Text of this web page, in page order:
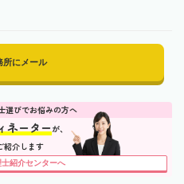
所にメール
選びでお悩みの方へ
ネーターが、
紹介します
紹介センターへ